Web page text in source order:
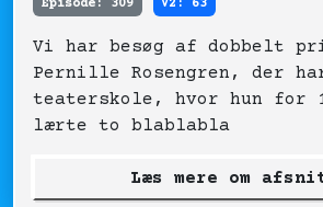
Episode: 309 V2: 63
Vi har besøg af dobbelt
Pernille Rosengren, der
teaterskole, hvor hun for
lærte to blablabla
Læs mere om